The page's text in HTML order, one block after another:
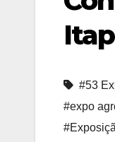
#53
#expo